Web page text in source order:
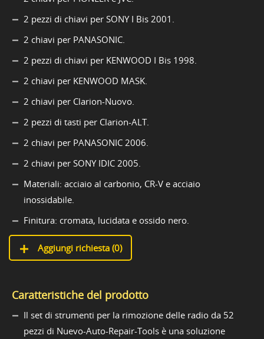
2 pezzi di chiavi per SONY I Bis 2001.
2 chiavi per PANASONIC.
2 pezzi di chiavi per KENWOOD I Bis 1998.
2 chiavi per KENWOOD MASK.
2 chiavi per Clarion-Nuovo.
2 pezzi di tasti per Clarion-ALT.
2 chiavi per PANASONIC 2006.
2 chiavi per SONY IDIC 2005.
Materiali: acciaio al carbonio, CR-V e acciaio
inossidabile.
Finitura: cromata, lucidata e ossido nero.
Aggiungi richiesta (0)
Caratteristiche del prodotto
Il set di strumenti per la rimozione delle radio da 52
pezzi di Nuevo-Auto-Repair-Tools è una soluzione